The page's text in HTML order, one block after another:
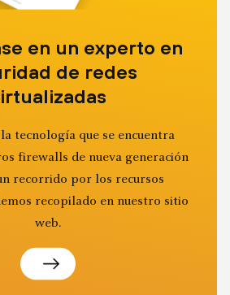
en un experto en
de redes
tecnología que se encuentra
firewalls de nueva generación
recorrido por los recursos
recopilado en nuestro sitio
web.